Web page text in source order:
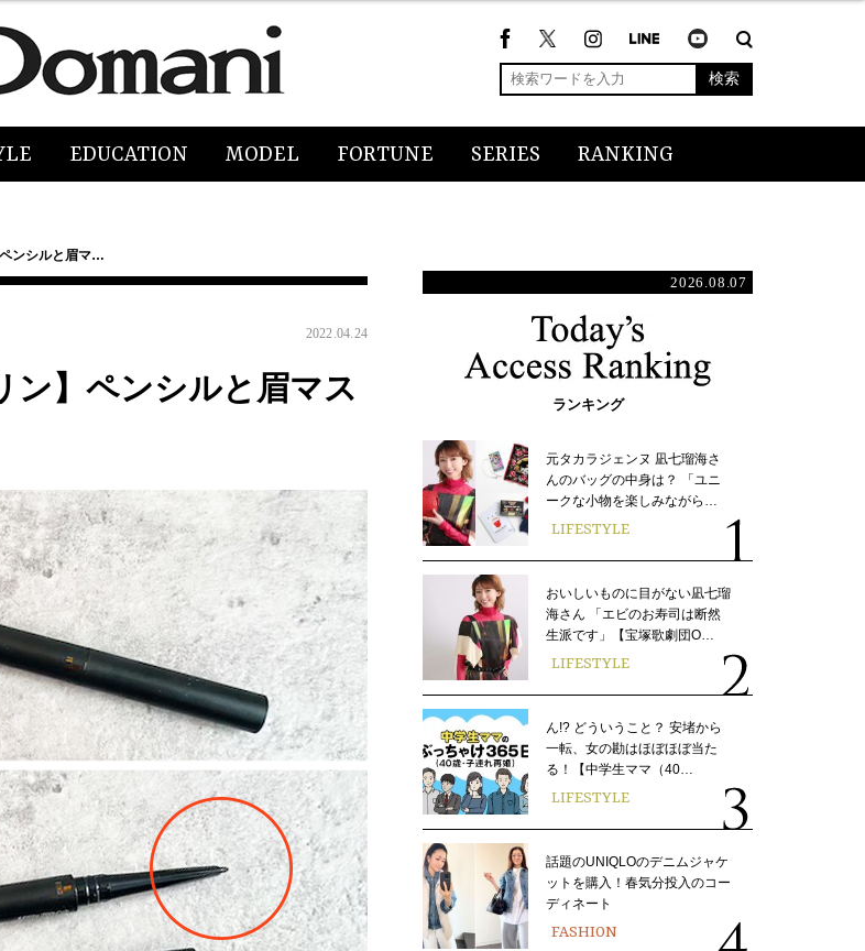
検索
EDUCATION MODEL FORTUNE SERIES RANKING
ンシルと眉マ…
2022.04.24
ン】ペンシルと眉マス
2026.08.07
ランキング
元タカラジェンヌ 凪七瑠海さ
んのバッグの中身は？ 「ユニ
ークな小物を楽しみながら…
LIFESTYLE
おいしいものに目がない凪七瑠
海さん 「エビのお寿司は断然
生派です」【宝塚歌劇団O…
LIFESTYLE
ん!? どういうこと？ 安堵から
一転、女の勘はほぼほぼ当た
る！【中学生ママ（40…
LIFESTYLE
話題のUNIQLOのデニムジャケ
ットを購入！春気分投入のコー
ディネート
FASHION